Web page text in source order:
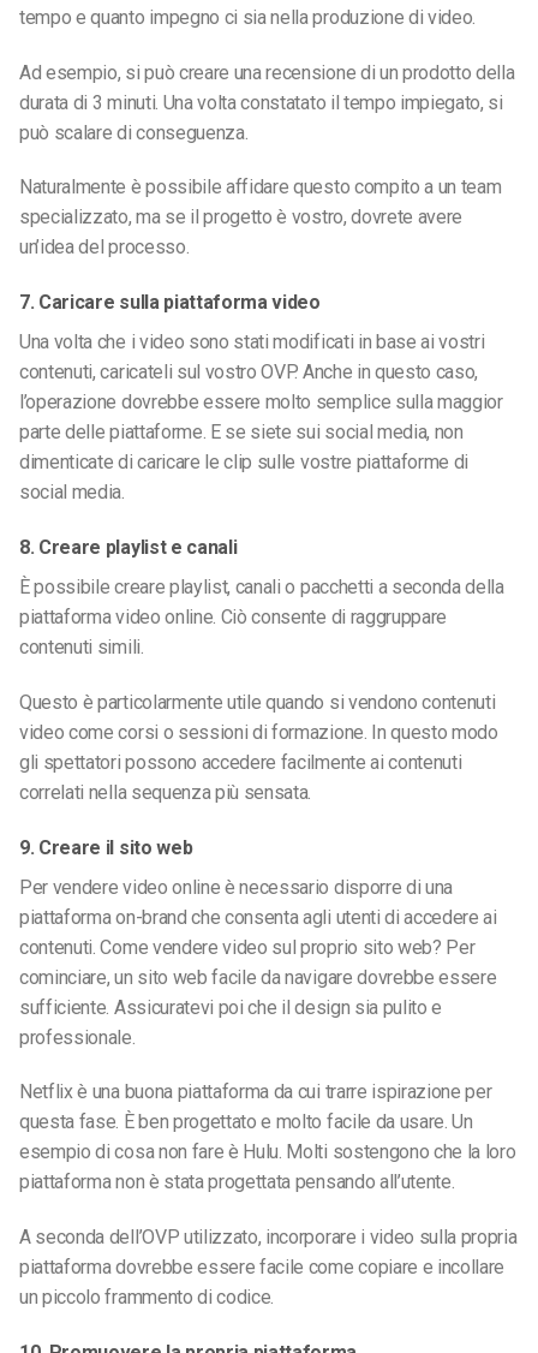
tempo e quanto impegno ci sia nella produzione di video.
Ad esempio, si può creare una recensione di un prodotto della
durata di 3 minuti. Una volta constatato il tempo impiegato, si
può scalare di conseguenza.
Naturalmente è possibile affidare questo compito a un team
specializzato, ma se il progetto è vostro, dovrete avere
un’idea del processo.
7. Caricare sulla piattaforma video
Una volta che i video sono stati modificati in base ai vostri
contenuti, caricateli sul vostro OVP. Anche in questo caso,
l’operazione dovrebbe essere molto semplice sulla maggior
parte delle piattaforme. E se siete sui social media, non
dimenticate di caricare le clip sulle vostre piattaforme di
social media.
8. Creare playlist e canali
È possibile creare playlist, canali o pacchetti a seconda della
piattaforma video online. Ciò consente di raggruppare
contenuti simili.
Questo è particolarmente utile quando si vendono contenuti
video come corsi o sessioni di formazione. In questo modo
gli spettatori possono accedere facilmente ai contenuti
correlati nella sequenza più sensata.
9. Creare il sito web
Per vendere video online è necessario disporre di una
piattaforma on-brand che consenta agli utenti di accedere ai
contenuti. Come vendere video sul proprio sito web? Per
cominciare, un sito web facile da navigare dovrebbe essere
sufficiente. Assicuratevi poi che il design sia pulito e
professionale.
Netflix è una buona piattaforma da cui trarre ispirazione per
questa fase. È ben progettato e molto facile da usare. Un
esempio di cosa non fare è Hulu. Molti sostengono che la loro
piattaforma non è stata progettata pensando all’utente.
A seconda dell’OVP utilizzato, incorporare i video sulla propria
piattaforma dovrebbe essere facile come copiare e incollare
un piccolo frammento di codice.